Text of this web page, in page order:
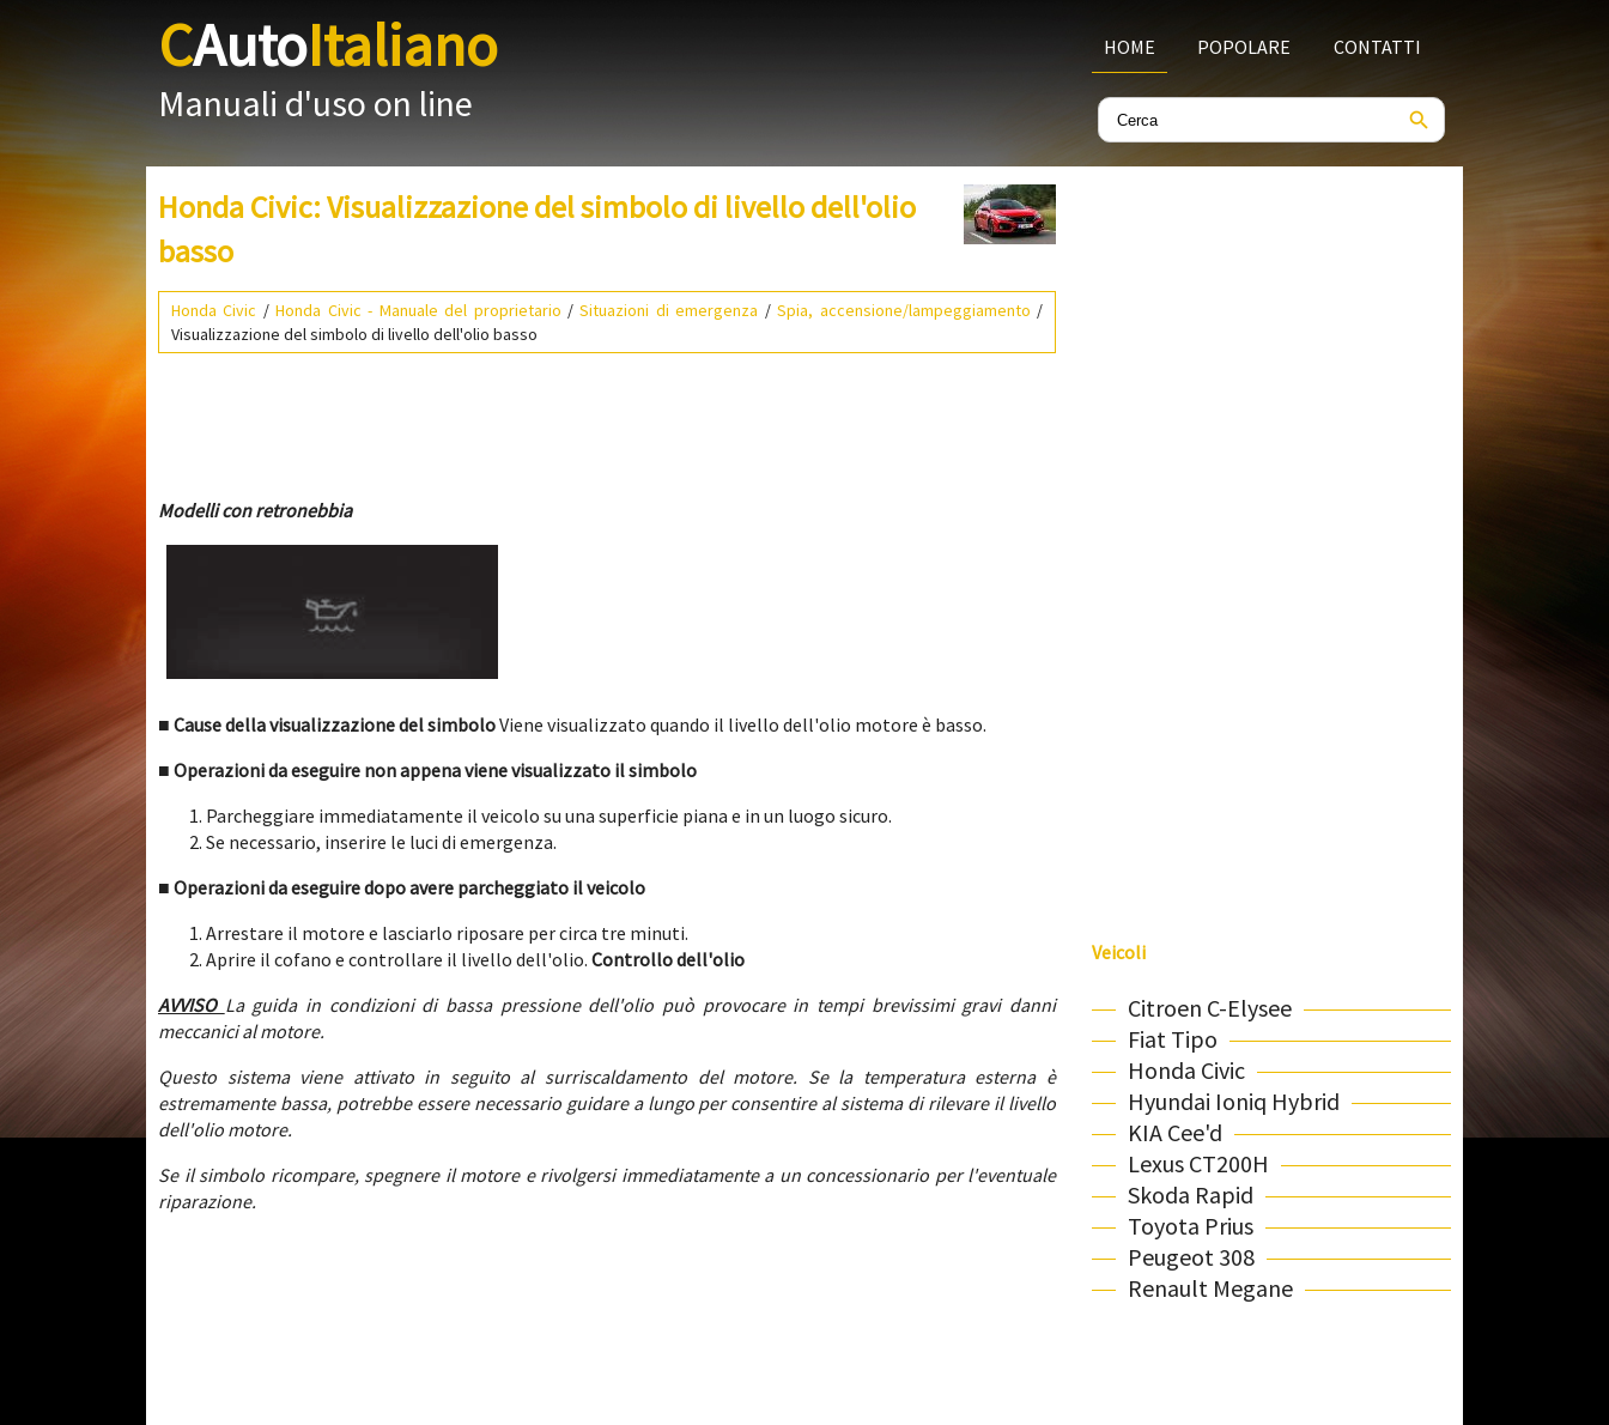
CAutoItaliano
Manuali d'uso on line
HOME POPOLARE CONTATTI
Honda Civic: Visualizzazione del simbolo di livello dell'olio
basso
Honda Civic /Honda Civic - Manuale del proprietario /Situazioni di emergenza /Spia, accensione/lampeggiamento /
Visualizzazione del simbolo di livello dell'olio basso
Modelli con retronebbia
■ Cause della visualizzazione del simboloViene visualizzato quando il livello dell'olio motore è basso.
■ Operazioni da eseguire non appena viene visualizzato il simbolo
Parcheggiare immediatamente il veicolo su una superficie piana e in un luogo sicuro.
Se necessario, inserire le luci di emergenza.
■ Operazioni da eseguire dopo avere parcheggiato il veicolo
Arrestare il motore e lasciarlo riposare per circa tre minuti.
Aprire il cofano e controllare il livello dell'olio. Controllo dell'olio
AVVISO La guida in condizioni di bassa pressione dell'olio può provocare in tempi brevissimi gravi danni
meccanici al motore.
Questo sistema viene attivato in seguito al surriscaldamento del motore. Se la temperatura esterna è
estremamente bassa, potrebbe essere necessario guidare a lungo per consentire al sistema di rilevare il livello
dell'olio motore.
Se il simbolo ricompare, spegnere il motore e rivolgersi immediatamente a un concessionario per l'eventuale
riparazione.
Veicoli
Citroen C-Elysee
Fiat Tipo
Honda Civic
Hyundai Ioniq Hybrid
KIA Cee'd
Lexus CT200H
Skoda Rapid
Toyota Prius
Peugeot 308
Renault Megane